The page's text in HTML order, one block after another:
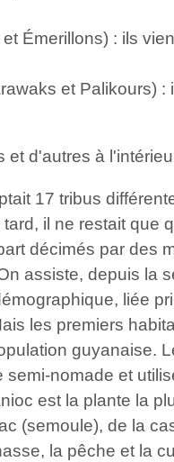
Émerillons) : ils
et Palikours) :
et d'autres à
17 tribus
il ne restait que
décimés par des
assiste, depuis la
liée
les premiers
guyanaise.
nomade et
est la plante la
(semoule), de la
la pêche et la